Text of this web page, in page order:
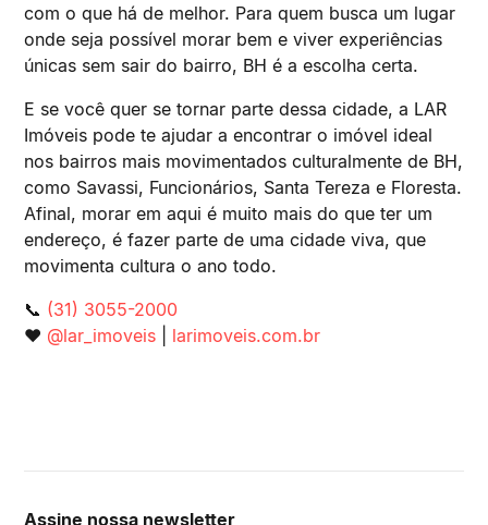
com o que há de melhor. Para quem busca um lugar
onde seja possível morar bem e viver experiências
únicas sem sair do bairro, BH é a escolha certa.
E se você quer se tornar parte dessa cidade, a LAR
Imóveis pode te ajudar a encontrar o imóvel ideal
nos bairros mais movimentados culturalmente de BH,
como Savassi, Funcionários, Santa Tereza e Floresta.
Afinal, morar em aqui é muito mais do que ter um
endereço, é fazer parte de uma cidade viva, que
movimenta cultura o ano todo.
📞 (31) 3055-2000
❤️ @lar_imoveis larimoveis.com.br
Assine nossa newsletter